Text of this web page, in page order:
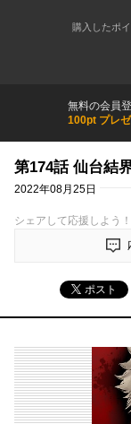
購入したポ
無料の会員
100pt プレゼ
第174話 仙台結
2022年08月25日
シェアして応援しよう！
ポスト